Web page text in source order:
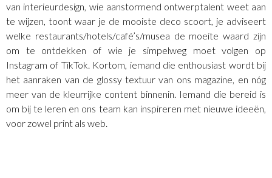
van interieurdesign, wie aanstormend ontwerptalent weet aan
te wijzen, toont waar je de mooiste deco scoort, je adviseert
welke restaurants/hotels/café’s/musea de moeite waard zijn
om te ontdekken of wie je simpelweg moet volgen op
Instagram of TikTok. Kortom, iemand die enthousiast wordt bij
het aanraken van de glossy textuur van ons magazine, en nóg
meer van de kleurrijke content binnenin. Iemand die bereid is
om bij te leren en ons team kan inspireren met nieuwe ideeën,
voor zowel print als web.